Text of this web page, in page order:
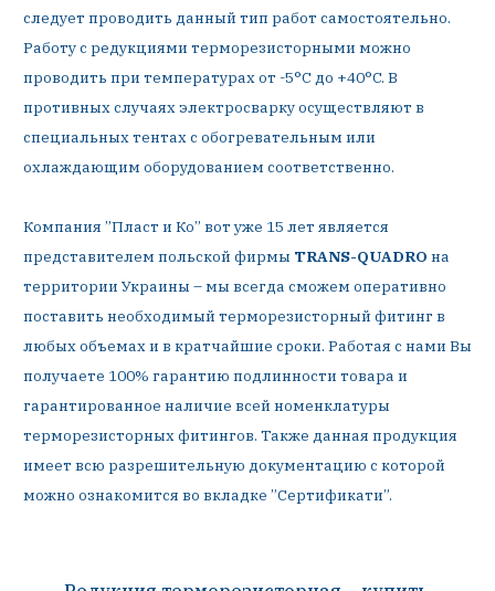
следует проводить данный тип работ самостоятельно.
Работу с редукциями терморезисторными можно
проводить при температурах от -5°C до +40°C. В
противных случаях электросварку осуществляют в
специальных тентах с обогревательным или
охлаждающим оборудованием соответственно.
Компания ”Пласт и Ко” вот уже 15 лет является
представителем польской фирмы TRANS-QUADRO на
территории Украины – мы всегда сможем оперативно
поставить необходимый терморезисторный фитинг в
любых объемах и в кратчайшие сроки. Работая с нами Вы
получаете 100% гарантию подлинности товара и
гарантированное наличие всей номенклатуры
терморезисторных фитингов. Также данная продукция
имеет всю разрешительную документацию с которой
можно ознакомится во вкладке ”Сертификати”.